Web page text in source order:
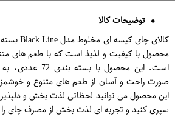
توضیحات کالا
محصول با کیفیت و لذیذ است که با طعم های
است. این محصول
صورت راحت و آسان از طعم های متنوع و
این محصول می توانید لحظاتی لذت بخش و دلپذیر
سپری کنید و تجربه ای لذت بخش از مصرف چای را